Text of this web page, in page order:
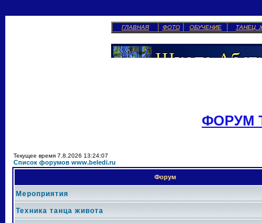
ГЛАВНАЯ ФОТО ОБУЧЕНИЕ ТАНЕЦ
ФОРУМ
Текущее время 7.8.2026 13:24:07
Список форумов www.beledi.ru
Форум
Мероприятия
Техника танца живота